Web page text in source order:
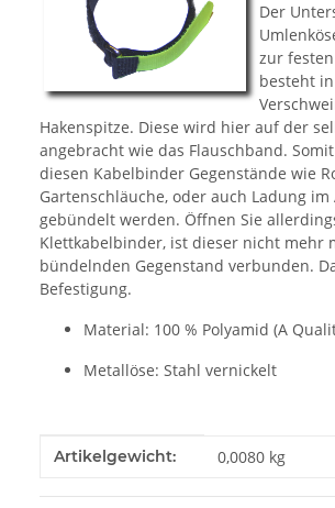
Der
zur
besteht
Hakenspitze. Diese wird hier auf der
angebracht wie das Flauschband.
diesen Kabelbinder Gegenstände wie
Gartenschläuche, oder auch Ladung
gebündelt werden. Öffnen Sie
Klettkabelbinder, ist dieser nicht mehr
bündelnden Gegenstand verbunden.
Befestigung.
Material: 100 % Polyamid (A
Metallöse: Stahl vernickelt
Produkteigenschaft
Wert
Artikelgewicht: 0,0080 kg